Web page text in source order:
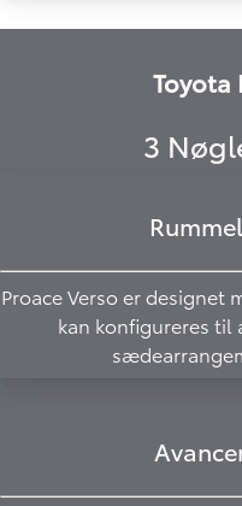
Toyota
3
Proace Verso er designet
kan konfigureres til